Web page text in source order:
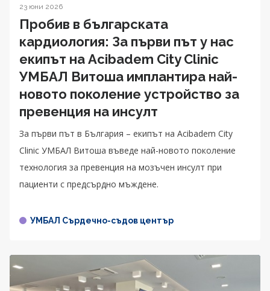
23 юни 2026
Пробив в българската
кардиология: За първи път у нас
екипът на Acibadem City Clinic
УМБАЛ Витоша имплантира най-
новото поколение устройство за
превенция на инсулт
За първи път в България – екипът на Acibadem City
Clinic УМБАЛ Витоша въведе най-новото поколение
технология за превенция на мозъчен инсулт при
пациенти с предсърдно мъждене.
УМБАЛ Сърдечно-съдов център